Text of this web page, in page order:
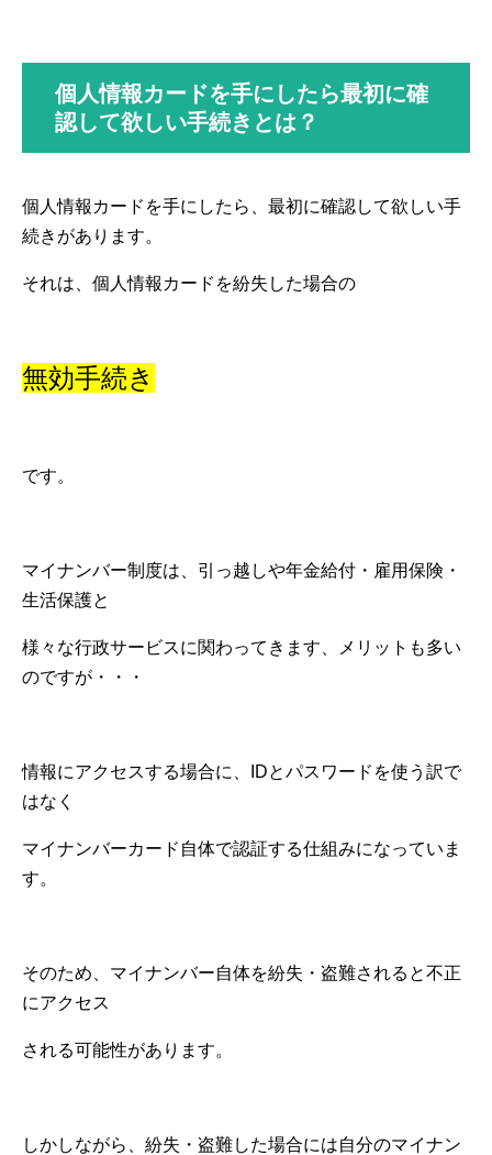
個人情報カードを手にしたら最初に確
認して欲しい手続きとは？
個人情報カードを手にしたら、最初に確認して欲しい手
続きがあります。
それは、個人情報カードを紛失した場合の
無効手続き
です。
マイナンバー制度は、引っ越しや年金給付・雇用保険・
生活保護と
様々な行政サービスに関わってきます、メリットも多い
のですが・・・
情報にアクセスする場合に、IDとパスワードを使う訳で
はなく
マイナンバーカード自体で認証する仕組みになっていま
す。
そのため、マイナンバー自体を紛失・盗難されると不正
にアクセス
される可能性があります。
しかしながら、紛失・盗難した場合には自分のマイナン